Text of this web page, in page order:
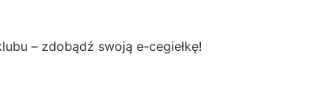
– zdobądź swoją e-cegiełkę!